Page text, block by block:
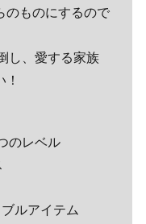
のものにするので
し、愛する家族
のレベル
ルアイテム